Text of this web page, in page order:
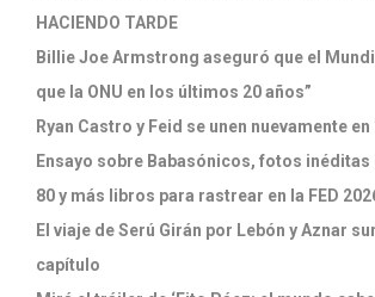
HACIENDO TARDE
Billie Joe Armstrong aseguró que el
que la ONU en los últimos 20 años”
Ryan Castro y Feid se unen nuevamente en
Ensayo sobre Babasónicos, fotos
80 y más libros para rastrear en la FED
El viaje de Serú Girán por Lebón y Aznar
capítulo